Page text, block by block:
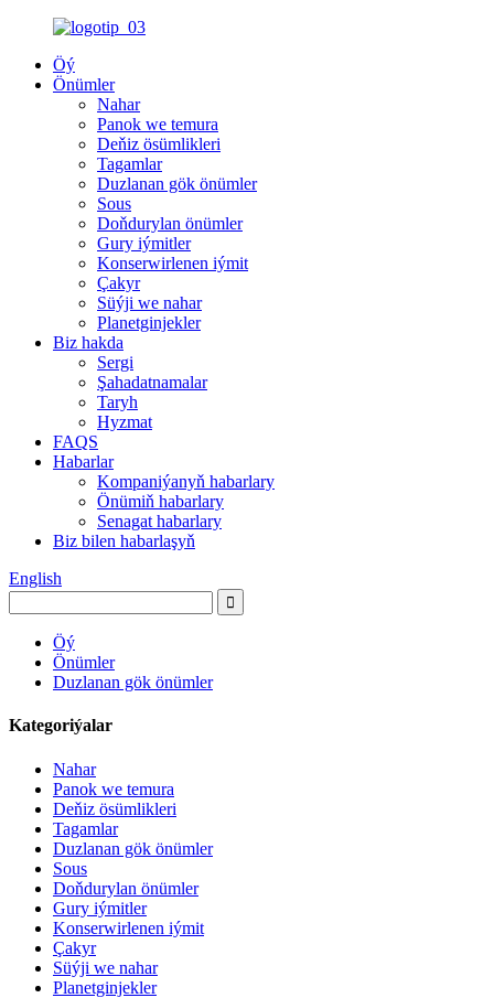
Öý
Önümler
Nahar
Panok we temura
Deňiz ösümlikleri
Tagamlar
Duzlanan gök önümler
Sous
Doňdurylan önümler
Gury iýmitler
Konserwirlenen iýmit
Çakyr
Süýji we nahar
Planetginjekler
Biz hakda
Sergi
Şahadatnamalar
Taryh
Hyzmat
FAQS
Habarlar
Kompaniýanyň habarlary
Önümiň habarlary
Senagat habarlary
Biz bilen habarlaşyň
English
Öý
Önümler
Duzlanan gök önümler
Kategoriýalar
Nahar
Panok we temura
Deňiz ösümlikleri
Tagamlar
Duzlanan gök önümler
Sous
Doňdurylan önümler
Gury iýmitler
Konserwirlenen iýmit
Çakyr
Süýji we nahar
Planetginjekler